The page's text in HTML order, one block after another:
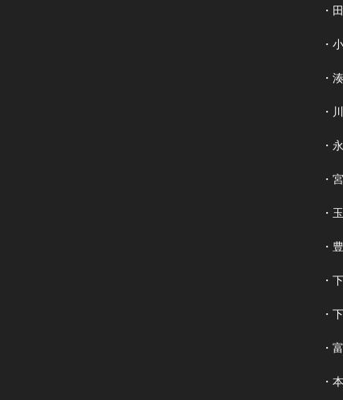
・
・
・
・
・
・
・
・
・
・
・
・